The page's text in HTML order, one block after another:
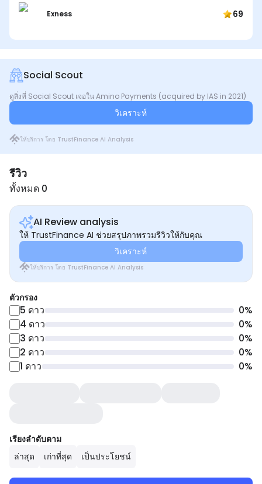
Exness 69
Social Scout
ดูสิ่งที่ Social Scout เจอใน Amino Payments (acquired by IAS in 2021)
วิเคราะห์
ให้บริการ โดย TrustFinance AI Analysis
รีวิว
ทั้งหมด 0
AI Review analysis
ให้ TrustFinance AI ช่วยสรุปภาพรวมรีวิวให้กับคุณ
วิเคราะห์
ให้บริการ โดย TrustFinance AI Analysis
ตัวกรอง
5 ดาว 0%
4 ดาว 0%
3 ดาว 0%
2 ดาว 0%
1 ดาว 0%
เรียงลำดับตาม
ล่าสุด
เก่าที่สุด เป็นประโยชน์